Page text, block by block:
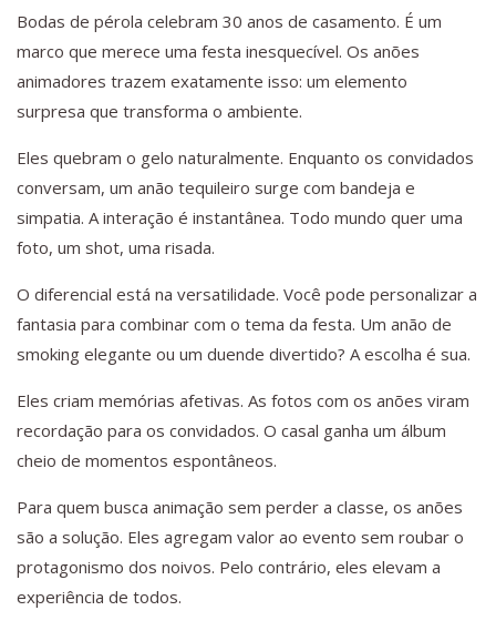
Bodas de pérola celebram 30 anos de casamento. É um
marco que merece uma festa inesquecível. Os anões
animadores trazem exatamente isso: um elemento
surpresa que transforma o ambiente.
Eles quebram o gelo naturalmente. Enquanto os convidados
conversam, um anão tequileiro surge com bandeja e
simpatia. A interação é instantânea. Todo mundo quer uma
foto, um shot, uma risada.
O diferencial está na versatilidade. Você pode personalizar a
fantasia para combinar com o tema da festa. Um anão de
smoking elegante ou um duende divertido? A escolha é sua.
Eles criam memórias afetivas. As fotos com os anões viram
recordação para os convidados. O casal ganha um álbum
cheio de momentos espontâneos.
Para quem busca animação sem perder a classe, os anões
são a solução. Eles agregam valor ao evento sem roubar o
protagonismo dos noivos. Pelo contrário, eles elevam a
experiência de todos.